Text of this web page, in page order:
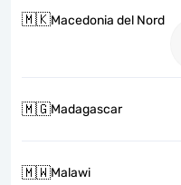
🇲🇰Macedonia del Nord
🇲🇬Madagascar
🇲🇼Malawi